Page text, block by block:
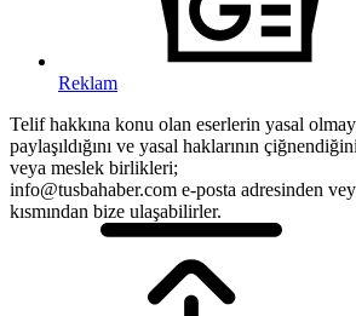
Reklam
Telif hakkına konu olan eserlerin yasal
paylaşıldığını ve yasal haklarının
veya meslek birlikleri;
info@tusbahaber.com e-posta adresinden
kısmından bize ulaşabilirler.